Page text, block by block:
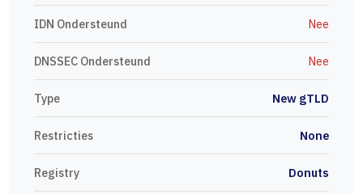
IDN Ondersteund Nee
DNSSEC Ondersteund Nee
Type New gTLD
Restricties None
Registry Donuts